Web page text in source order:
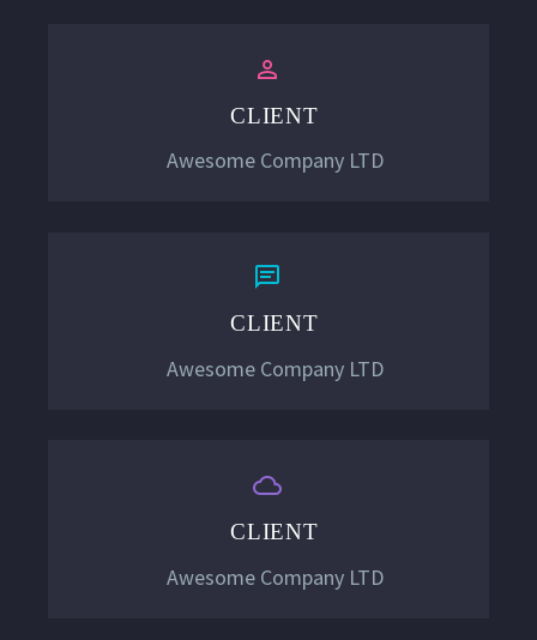


CLIENT
Awesome Company LTD


CLIENT
Awesome Company LTD


CLIENT
Awesome Company LTD